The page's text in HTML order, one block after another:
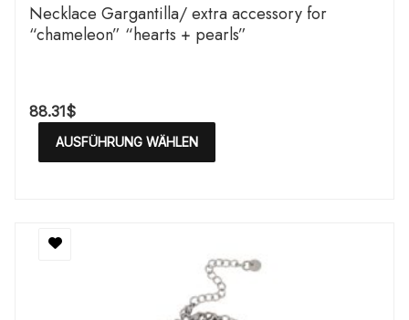
Necklace Gargantilla/ extra accessory for
“chameleon” “hearts + pearls”
88.31$
AUSFÜHRUNG WÄHLEN